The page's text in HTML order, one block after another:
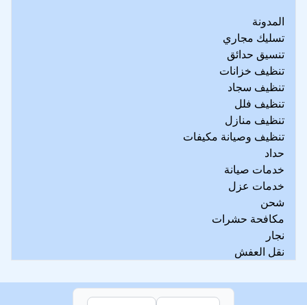
المدونة
تسليك مجاري
تنسيق حدائق
تنظيف خزانات
تنظيف سجاد
تنظيف فلل
تنظيف منازل
تنظيف وصيانة مكيفات
حداد
خدمات صيانة
خدمات عزل
شحن
مكافحة حشرات
نجار
نقل العفش